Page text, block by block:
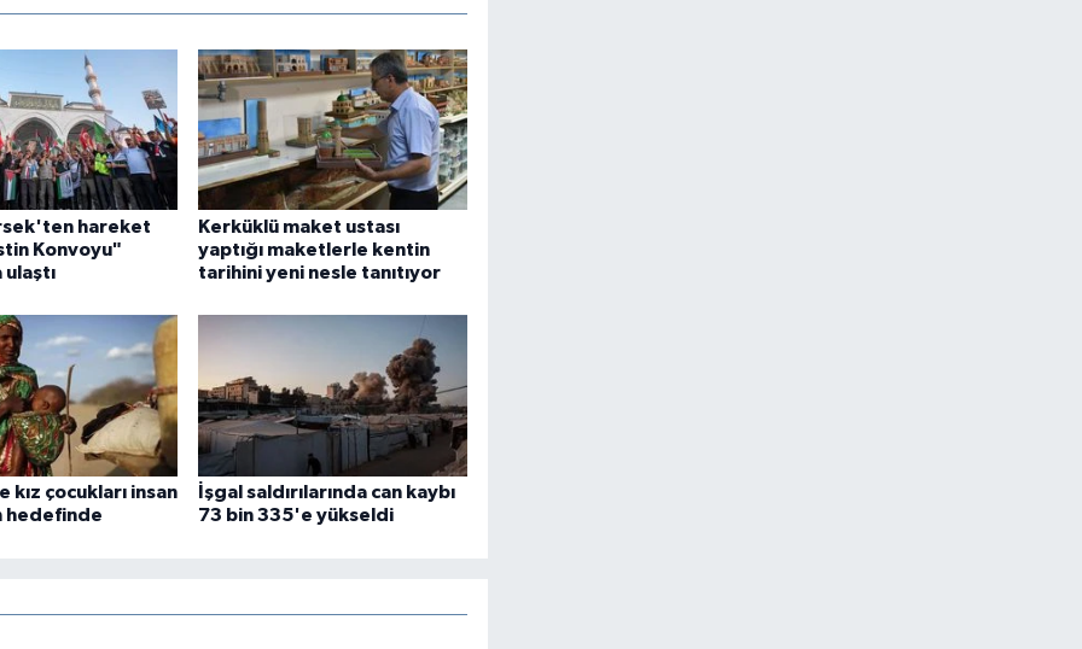
hareket
Konvoyu"
Kerküklü maket ustası
yaptığı maketlerle kentin
tarihini yeni nesle tanıtıyor
kız çocukları insan
hedefinde
İşgal saldırılarında can kaybı
73 bin 335'e yükseldi